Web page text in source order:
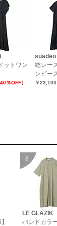
ットワン
％OFF）
suadeo
総レー
ンピー
￥23,100
LE GLAZIK
バンドカラ